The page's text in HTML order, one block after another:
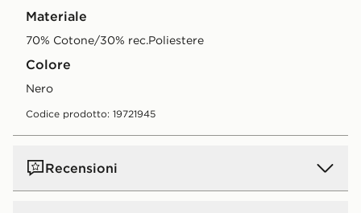
Materiale
70% Cotone/30% rec.Poliestere
Colore
nero
Codice prodotto: 19721945
Recensioni